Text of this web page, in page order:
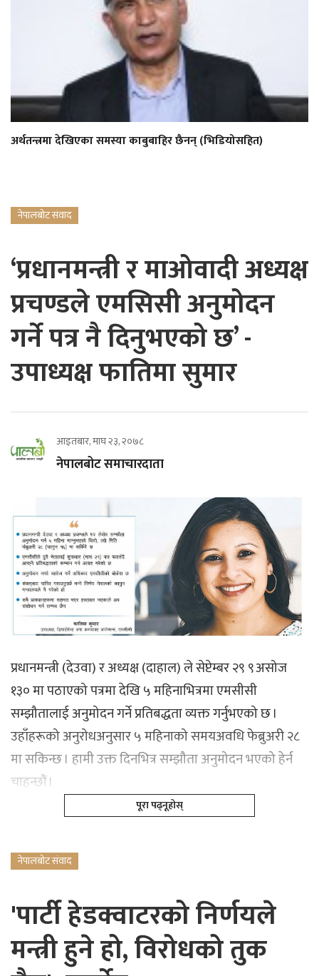
अर्थतन्त्रमा देखिएका समस्या काबुबाहिर छैनन् (भिडियोसहित)
नेपालबोट संवाद
‘प्रधानमन्त्री र माओवादी अध्यक्ष
प्रचण्डले एमसिसी अनुमोदन
गर्ने पत्र नै दिनुभएको छ’ -
उपाध्यक्ष फातिमा सुमार
आइतबार, माघ २३, २०७८
नेपालबोट समाचारदाता
प्रधानमन्त्री (देउवा) र अध्यक्ष (दाहाल) ले सेप्टेम्बर २९ ९असोज
१३० मा पठाएको पत्रमा देखि ५ महिनाभित्रमा एमसीसी
सम्झौतालाई अनुमोदन गर्ने प्रतिबद्धता व्यक्त गर्नुभएको छ ।
उहाँहरूको अनुरोधअनुसार ५ महिनाको समयअवधि फेब्रुअरी २८
मा सकिन्छ । हामी उक्त दिनभित्र सम्झौता अनुमोदन भएको हेर्न
चाहन्छौं ।
पूरा पढ्नूहोस्
नेपालबोट संवाद
'पार्टी हेडक्वाटरको निर्णयले
मन्त्री हुने हो, विरोधको तुक